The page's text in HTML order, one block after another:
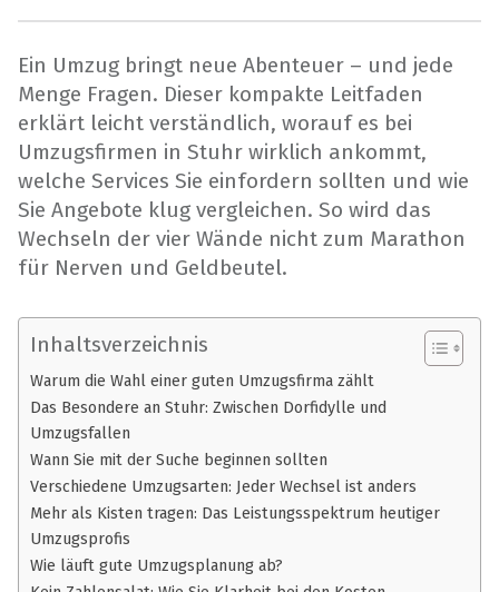
Ein Umzug bringt neue Abenteuer – und jede
Menge Fragen. Dieser kompakte Leitfaden
erklärt leicht verständlich, worauf es bei
Umzugsfirmen in Stuhr wirklich ankommt,
welche Services Sie einfordern sollten und wie
Sie Angebote klug vergleichen. So wird das
Wechseln der vier Wände nicht zum Marathon
für Nerven und Geldbeutel.
Inhaltsverzeichnis
Warum die Wahl einer guten Umzugsfirma zählt
Das Besondere an Stuhr: Zwischen Dorfidylle und
Umzugsfallen
Wann Sie mit der Suche beginnen sollten
Verschiedene Umzugsarten: Jeder Wechsel ist anders
Mehr als Kisten tragen: Das Leistungsspektrum heutiger
Umzugsprofis
Wie läuft gute Umzugsplanung ab?